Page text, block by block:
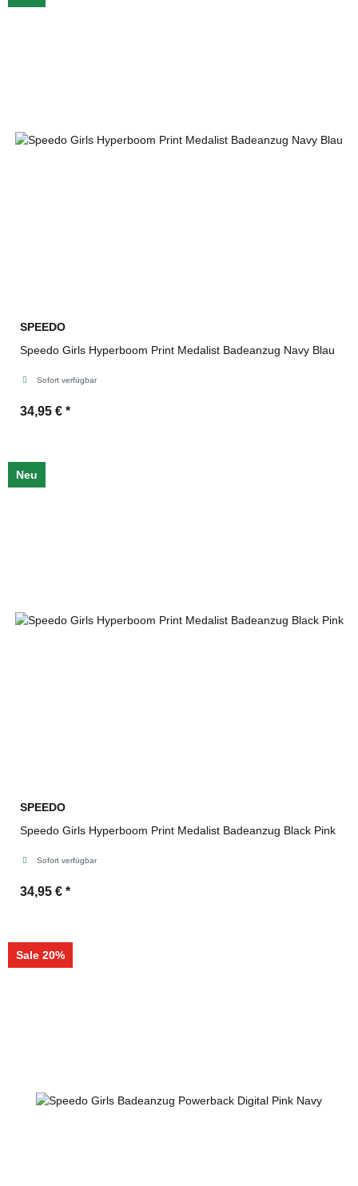
SPEEDO
Speedo Girls Hyperboom Print Medalist Badeanzug Navy Blau
Sofort verfügbar
34,95 € *
Neu
SPEEDO
Speedo Girls Hyperboom Print Medalist Badeanzug Black Pink
Sofort verfügbar
34,95 € *
Sale 20%